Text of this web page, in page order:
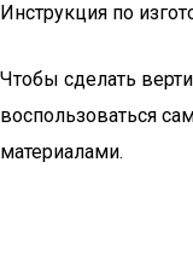
Инструкция по
Чтобы сделать
воспользоваться
материалами.